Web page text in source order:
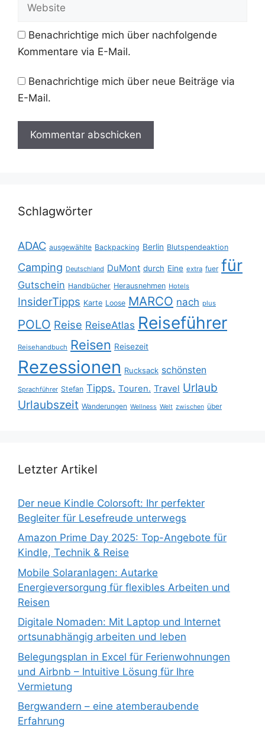
Benachrichtige mich über nachfolgende
Kommentare via E-Mail.
Benachrichtige mich über neue Beiträge via
E-Mail.
Schlagwörter
ADAC ausgewählte Backpacking Berlin Blutspendeaktion
Camping Deutschland DuMont durch Eine extra fuer für
Gutschein Handbücher Herausnehmen Hotels
InsiderTipps Karte Loose MARCO nach plus
POLO Reise ReiseAtlas Reiseführer
Reisehandbuch Reisen Reisezeit
Rezessionen Rucksack schönsten
Sprachführer Stefan Tipps. Touren. Travel Urlaub
Urlaubszeit Wanderungen Wellness Welt zwischen über
Letzter Artikel
Der neue Kindle Colorsoft: Ihr perfekter
Begleiter für Lesefreude unterwegs
Amazon Prime Day 2025: Top-Angebote für
Kindle, Technik & Reise
Mobile Solaranlagen: Autarke
Energieversorgung für flexibles Arbeiten und
Reisen
Digitale Nomaden: Mit Laptop und Internet
ortsunabhängig arbeiten und leben
Belegungsplan in Excel für Ferienwohnungen
und Airbnb – Intuitive Lösung für Ihre
Vermietung
Bergwandern – eine atemberaubende
Erfahrung